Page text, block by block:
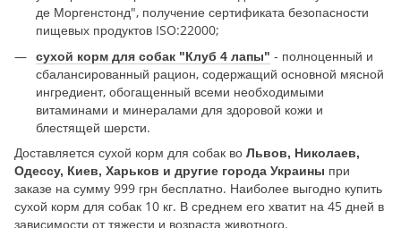
де Моргенстонд", получение сертификата безопасности
пищевых продуктов ISO:22000;
сухой корм для собак "Клуб 4 лапы" - полноценный и
сбалансированный рацион, содержащий основной мясной
ингредиент, обогащенный всеми необходимыми
витаминами и минералами для здоровой кожи и
блестящей шерсти.
Доставляется сухой корм для собак во Львов, Николаев,
Одессу, Киев, Харьков и другие города Украины при
заказе на сумму 999 грн бесплатно. Наиболее выгодно купить
сухой корм для собак 10 кг. В среднем его хватит на 45 дней в
зависимости от тяжести и возраста животного.